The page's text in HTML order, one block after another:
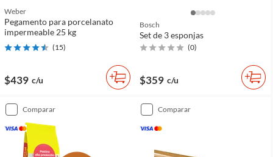
Weber
Pegamento para porcelanato
impermeable 25 kg
(15)
$439 c/u
Bosch
Set de 3 esponjas
(0)
$359 c/u
comparar comparar